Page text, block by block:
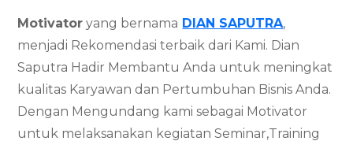
Motivator yang bernama DIAN SAPUTRA,
menjadi Rekomendasi terbaik dari Kami. Dian
Saputra Hadir Membantu Anda untuk meningkat
kualitas Karyawan dan Pertumbuhan Bisnis Anda.
Dengan Mengundang kami sebagai Motivator
untuk melaksanakan kegiatan Seminar,Training